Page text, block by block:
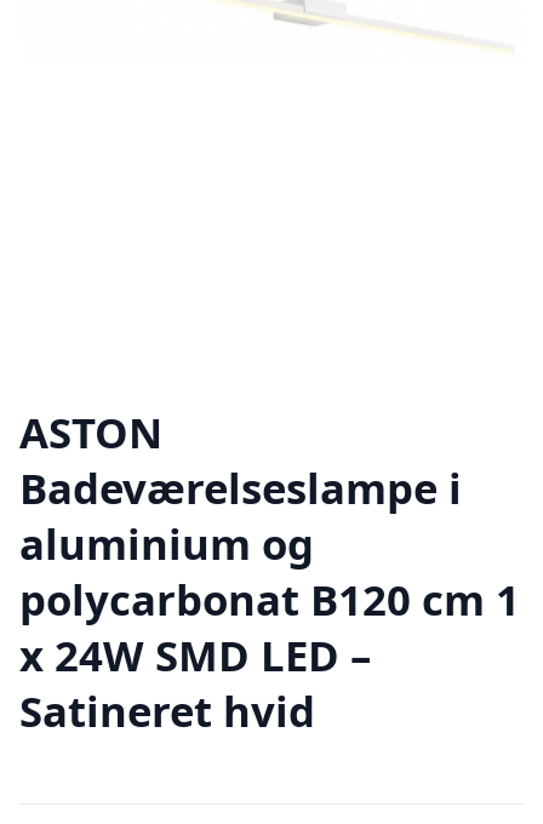
ASTON
Badeværelseslampe i
aluminium og
polycarbonat B120 cm 1
x 24W SMD LED –
Satineret hvid